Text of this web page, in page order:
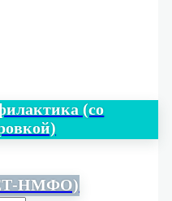
(со
НМФО)